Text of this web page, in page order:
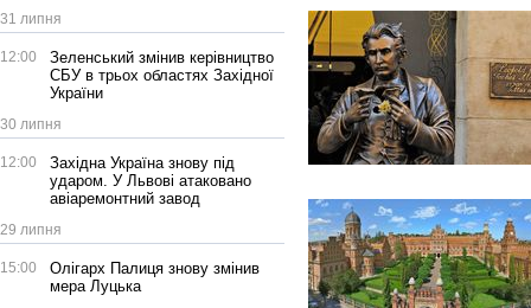
31 липня
12:00
Зеленський змінив керівництво
СБУ в трьох областях Західної
України
30 липня
12:00
Західна Україна знову під
ударом. У Львові атаковано
авіаремонтний завод
29 липня
15:00
Олігарх Палиця знову змінив
мера Луцька